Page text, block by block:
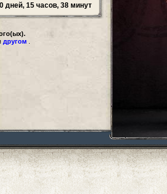
дней, 15 часов, 38 минут
другом